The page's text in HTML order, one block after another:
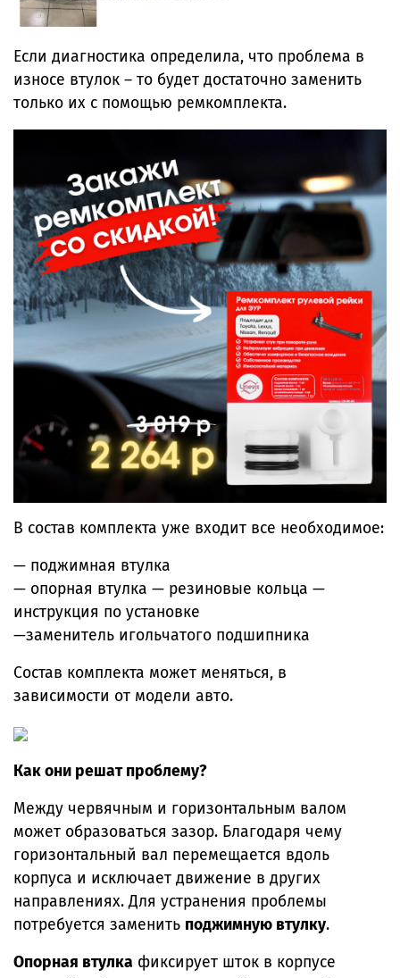
Если диагностика определила, что проблема в
износе втулок – то будет достаточно заменить
только их с помощью ремкомплекта.
В состав комплекта уже входит все необходимое:
— поджимная втулка
— опорная втулка — резиновые кольца —
инструкция по установке
—заменитель игольчатого подшипника
Состав комплекта может меняться, в
зависимости от модели авто.
Как они решат проблему?
Между червячным и горизонтальным валом
может образоваться зазор. Благодаря чему
горизонтальный вал перемещается вдоль
корпуса и исключает движение в других
направлениях. Для устранения проблемы
потребуется заменить поджимную втулку.
Опорная втулка фиксирует шток в корпусе